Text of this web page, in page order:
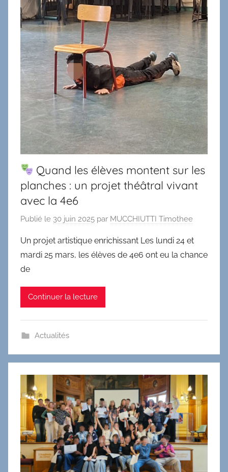
Quand les élèves montent sur les
planches : un projet théâtral vivant
avec la 4e6
Publié le 30 juin 2025 par MUCCHIUTTI Timothee
Un projet artistique enrichissant Les lundi 24 et
mardi 25 mars, les élèves de 4e6 ont eu la chance
de
Continuer la lecture
Actualités